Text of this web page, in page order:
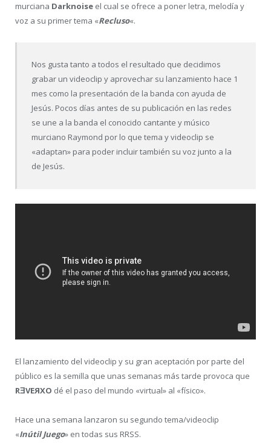
murciana Darknoise el cual se ofrece a poner letra, melodía y
voz a su primer tema «Recluso«.
Nos gusta tanto a todos el resultado que decidimos
grabar un videoclip y aprovechar su lanzamiento hace 1
mes como la presentación de la banda con ayuda de
Jesús. Pocos días antes de su publicación en las redes
se une a la banda el conocido cantante y músico
murciano Raymond por lo que tema y videoclip se
«adaptan» para poder incluir también su voz junto a la
de Jesús.
El lanzamiento del videoclip y su gran aceptación por parte del
público es la semilla que unas semanas más tarde provoca que
RƎVEЯXO dé el paso del mundo «virtual» al «físico».
Hace una semana lanzaron su segundo tema/videoclip
«Inútil Juego» en todas sus RRSS.